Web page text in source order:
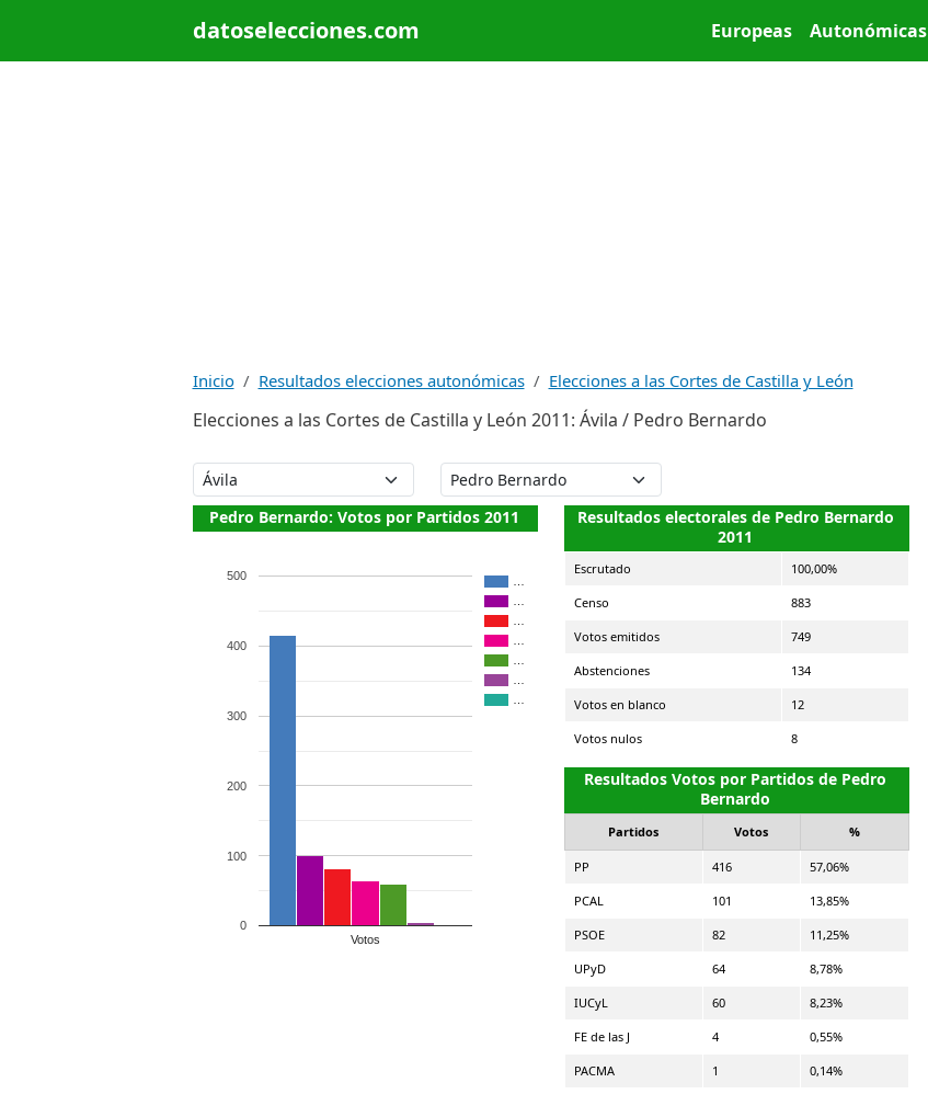
datoselecciones.com Main menu
Europeas Autonómicas
Inicio Resultados elecciones autonómicas Elecciones a las Cortes de Castilla y León
Elecciones a las Cortes de Castilla y León 2011: Ávila / Pedro Bernardo
Pedro Bernardo: Votos por Partidos 2011
Votos
0
100
200
300
400
500
Resultados electorales de Pedro Bernardo
2011
Escrutado 100,00%
Censo 883
Votos emitidos 749
Abstenciones 134
Votos en blanco 12
Votos nulos 8
Resultados Votos por Partidos de Pedro
Bernardo
Partidos Votos %
PP 416 57,06%
PCAL 101 13,85%
PSOE 82 11,25%
UPyD 64 8,78%
IUCyL 60 8,23%
FE de las J 4 0,55%
PACMA 1 0,14%